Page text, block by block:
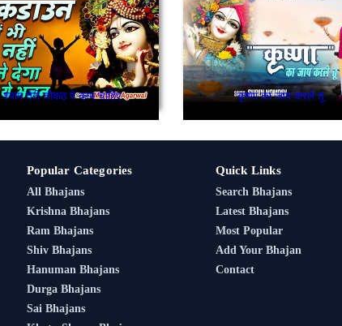
श्याम तेरी चौकठ पे काम चाहिए कृष्णा का जाप करले तू
Popular Categories
All Bhajans
Krishna Bhajans
Ram Bhajans
Shiv Bhajans
Hanuman Bhajans
Durga Bhajans
Sai Bhajans
Quick Links
Search Bhajans
Latest Bhajans
Most Popular
Add Your Bhajan
Contact